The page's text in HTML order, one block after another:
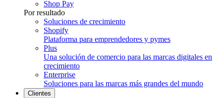
Shop Pay
Por resultado
Soluciones de crecimiento
Shopify
Plataforma para emprendedores y pymes
Plus
Una solución de comercio para las marcas digitales en
crecimiento
Enterprise
Soluciones para las marcas más grandes del mundo
Clientes